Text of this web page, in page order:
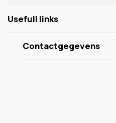
Usefull links
Contactgegevens